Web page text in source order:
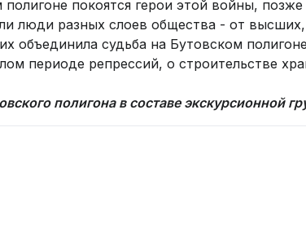
покоятся герои этой войны,
люди разных слоев общества - от
объединила судьба на Бутовском полигоне
периоде репрессий, о строительстве
полигона в составе экскурсионной